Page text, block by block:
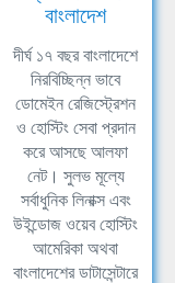
বাংলাদেশ
দীর্ঘ ১৭ বছর বাংলাদেশে
নিরবিচ্ছিন্ন ভাবে
ডোমেইন রেজিস্ট্রেশন
ও হোস্টিং সেবা প্রদান
করে আসছে আলফা
নেট। সুলভ মূল্যে
সর্বাধুনিক লিনাক্স এবং
উইন্ডোজ ওয়েব হোস্টিং
আমেরিকা অথবা
বাংলাদেশের ডাটাসেন্টারে